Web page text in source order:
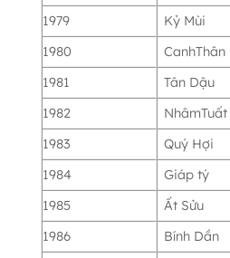
1979
Kỷ Mùi
1980
CanhThân
1981
Tân Dậu
1982
NhâmTuất
1983
Quý Hợi
1984
Giáp tý
1985
Ất Sửu
1986
Bính Dần